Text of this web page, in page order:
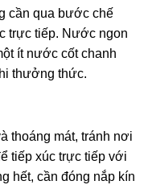
cần qua bước chế
trực tiếp. Nước ngon
ít nước cốt chanh
thưởng thức.
thoáng mát, tránh nơi
tiếp xúc trực tiếp với
hết, cần đóng nắp kín